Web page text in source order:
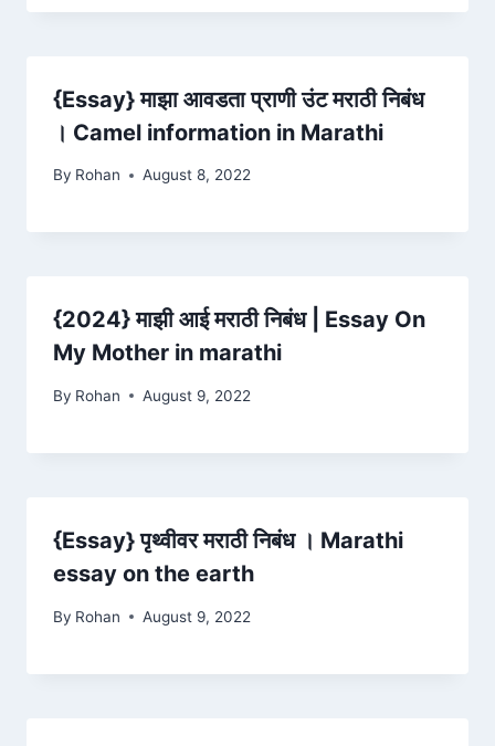
{Essay} माझा आवडता प्राणी उंट मराठी निबंध
। Camel information in Marathi
By Rohan August 8, 2022
{2024} माझी आई मराठी निबंध | Essay On
My Mother in marathi
By Rohan August 9, 2022
{Essay} पृथ्वीवर मराठी निबंध । Marathi
essay on the earth
By Rohan August 9, 2022